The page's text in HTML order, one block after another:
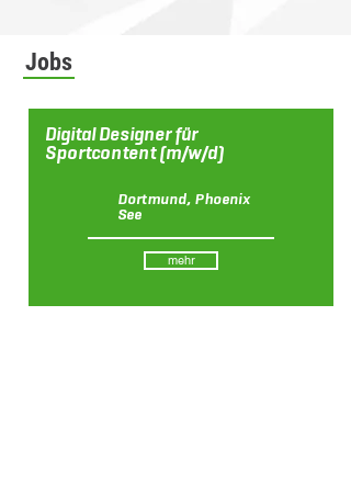
Jobs
Digital Designer für
Sportcontent (m/w/d)
Dortmund, Phoenix
See
mehr